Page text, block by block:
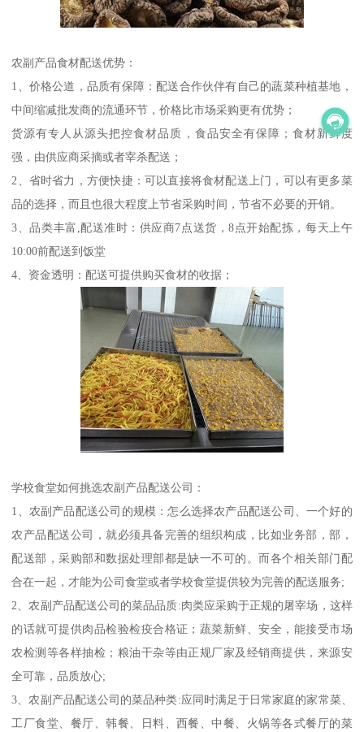
农副产品食材配送优势：
1、价格公道，品质有保障：配送合作伙伴有自己的蔬菜种植基地，
中间缩减批发商的流通环节，价格比市场采购更有优势；
货源有专人从源头把控食材品质，食品安全有保障；食材新鲜度
强，由供应商采摘或者宰杀配送；
2、省时省力，方便快捷：可以直接将食材配送上门，可以有更多菜
品的选择，而且也很大程度上节省采购时间，节省不必要的开销。
3、品类丰富,配送准时：供应商7点送货，8点开始配拣，每天上午
10:00前配送到饭堂
4、资金透明：配送可提供购买食材的收据；
学校食堂如何挑选农副产品配送公司：
1、农副产品配送公司的规模：怎么选择农产品配送公司、一个好的
农产品配送公司，就必须具备完善的组织构成，比如业务部，部，
配送部，采购部和数据处理部都是缺一不可的。而各个相关部门配
合在一起，才能为公司食堂或者学校食堂提供较为完善的配送服务;
2、农副产品配送公司的菜品品质:肉类应采购于正规的屠宰场，这样
的话就可提供肉品检验检疫合格证；蔬菜新鲜、安全，能接受市场
农检测等各样抽检；粮油干杂等由正规厂家及经销商提供，来源安
全可靠，品质放心;
3、农副产品配送公司的菜品种类:应同时满足于日常家庭的家常菜、
工厂食堂、餐厅、韩餐、日料、西餐、中餐、火锅等各式餐厅的菜